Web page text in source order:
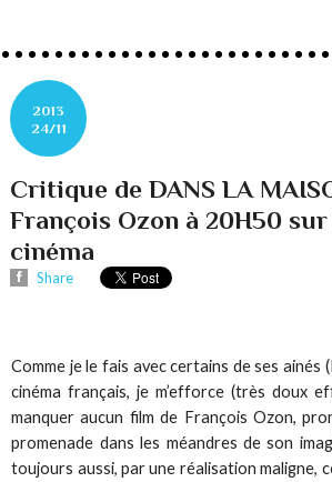
2013
24/11
Critique de DANS LA
François Ozon à 20H50
cinéma
Share
Comme je le fais avec certains de ses ainés
cinéma français, je m’efforce (très doux
manquer aucun film de François Ozon,
promenade dans les méandres de son
toujours aussi, par une réalisation maligne,